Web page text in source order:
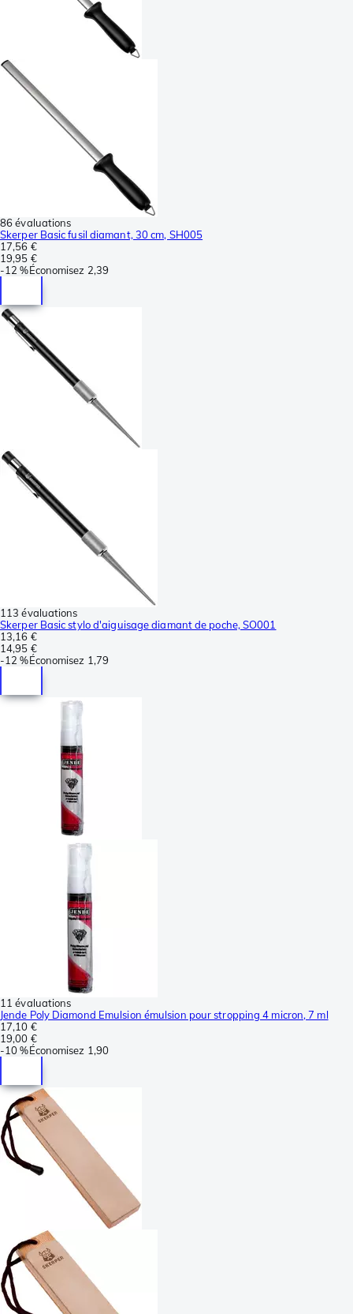
86 évaluations
Skerper Basic fusil diamant, 30 cm, SH005
17,56 €
19,95 €
-12 %Économisez 2,39
113 évaluations
Skerper Basic stylo d'aiguisage diamant de poche, SO001
13,16 €
14,95 €
-12 %Économisez 1,79
11 évaluations
Jende Poly Diamond Emulsion émulsion pour stropping 4 micron, 7 ml
17,10 €
19,00 €
-10 %Économisez 1,90